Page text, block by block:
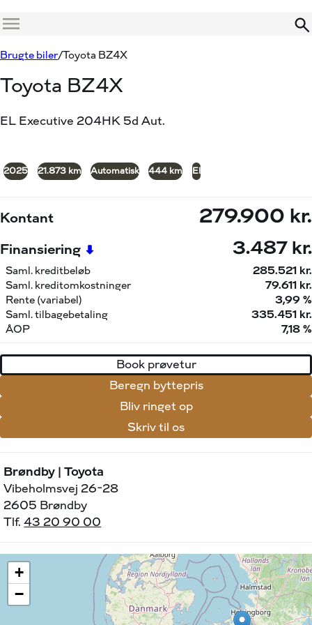
Menu
Brugte biler Toyota BZ4X
Toyota BZ4X
EL Executive 204HK 5d Aut.
2025 21.873 km Automatisk 444 km El
Kontant 279.900 kr.
Finansiering 3.487 kr.
Saml. kreditbeløb
285.521 kr.
Saml. kreditomkostninger
79.611 kr.
Rente (variabel)
3,99 %
Saml. tilbagebetaling
335.451 kr.
ÅOP
7,18 %
Book prøvetur
Beregn byttepris
Bliv ringet op
Skriv til os
Brøndby | Toyota
Vibeholmsvej 26-28
2605 Brøndby
Tlf.43 20 90 00